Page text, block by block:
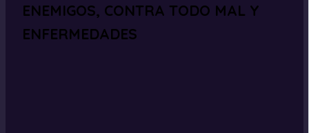
ENEMIGOS, CONTRA TODO MAL Y
ENFERMEDADES